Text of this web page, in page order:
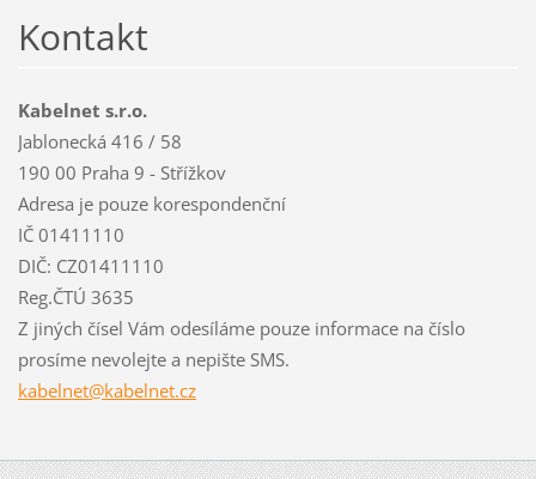
Kontakt
Kabelnet s.r.o.
Jablonecká 416 / 58
190 00 Praha 9 - Střížkov
Adresa je pouze korespondenční
IČ 01411110
DIČ: CZ01411110
Reg.ČTÚ 3635
Z jiných čísel Vám odesíláme pouze informace na číslo
prosíme nevolejte a nepište SMS.
kabelnet@kabelnet.cz